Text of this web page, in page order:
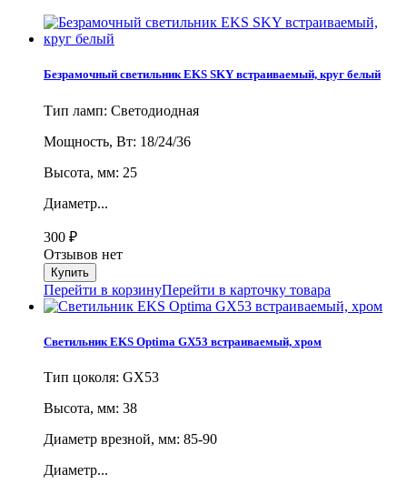
Безрамочный светильник EKS SKY встраиваемый, круг белый
Тип ламп: Светодиодная
Мощность, Вт: 18/24/36
Высота, мм: 25
Диаметр...
300 ₽
Отзывов нет
Перейти в корзинуПерейти в карточку товара
Светильник EKS Optima GX53 встраиваемый, хром
Тип цоколя: GX53
Высота, мм: 38
Диаметр врезной, мм: 85-90
Диаметр...